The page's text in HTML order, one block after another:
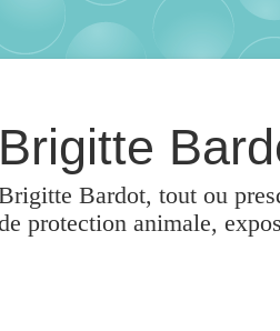
Brigitte
Bardot, tout ou
protection animale,